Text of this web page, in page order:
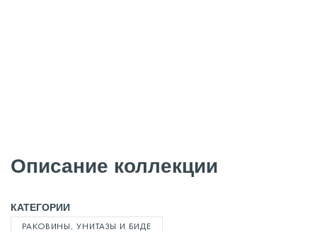
Описание коллекции
КАТЕГОРИИ
РАКОВИНЫ, УНИТАЗЫ И БИДЕ